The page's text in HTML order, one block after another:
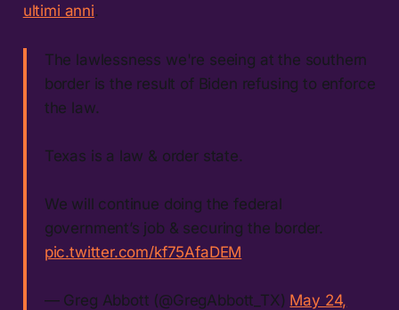
ultimi anni.
The lawlessness we're seeing at the southern
border is the result of Biden refusing to enforce
the law.
Texas is a law & order state.
We will continue doing the federal
government’s job & securing the border.
pic.twitter.com/kf75AfaDEM
— Greg Abbott (@GregAbbott_TX) May 24,